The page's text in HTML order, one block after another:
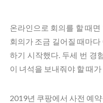
온라인으로 회의를 할 때
회의가 조금 길어질 때마
하기 시작했다. 두세 번 경
이 녀석을 보내줘야 할 때
2019년 쿠팡에서 사전 예